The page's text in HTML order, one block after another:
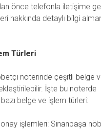
önce telefonla iletişime
hakkında detaylı bilgi
Türleri
noterinde çeşitli belge
İşte bu noterde
belge ve işlem türleri:
işlemleri: Sinanpaşa